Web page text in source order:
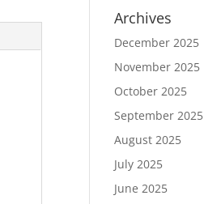
Archives
December 2025
November 2025
October 2025
September 2025
August 2025
July 2025
June 2025